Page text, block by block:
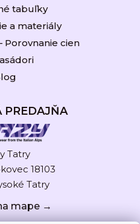
tabuľky
a materiály
Porovnanie cien
PREDAJŇA
Tatry
18103
Tatry
mape →